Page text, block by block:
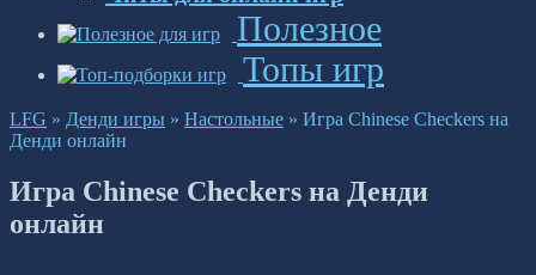
Полезное
Топы игр
LFG » Денди игры » Настольные » Игра Chinese Checkers на
Денди онлайн
Игра Chinese Checkers на Денди
онлайн